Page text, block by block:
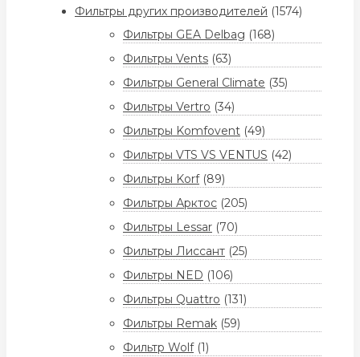
Фильтры других производителей (1574)
Фильтры GEA Delbag (168)
Фильтры Vents (63)
Фильтры General Climate (35)
Фильтры Vertro (34)
Фильтры Komfovent (49)
Фильтры VTS VS VENTUS (42)
Фильтры Korf (89)
Фильтры Арктос (205)
Фильтры Lessar (70)
Фильтры Лиссант (25)
Фильтры NED (106)
Фильтры Quattro (131)
Фильтры Remak (59)
Фильтр Wolf (1)